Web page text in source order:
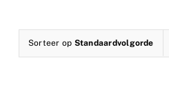
Sorteer op Standaardvolgorde